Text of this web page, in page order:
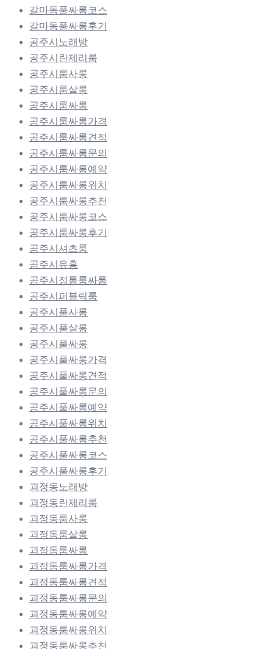
갈마동풀싸롱코스
갈마동풀싸롱후기
공주시노래방
공주시란제리룸
공주시룸사롱
공주시룸살롱
공주시룸싸롱
공주시룸싸롱가격
공주시룸싸롱견적
공주시룸싸롱문의
공주시룸싸롱예약
공주시룸싸롱위치
공주시룸싸롱추천
공주시룸싸롱코스
공주시룸싸롱후기
공주시셔츠룸
공주시유흥
공주시정통룸싸롱
공주시퍼블릭룸
공주시풀사롱
공주시풀살롱
공주시풀싸롱
공주시풀싸롱가격
공주시풀싸롱견적
공주시풀싸롱문의
공주시풀싸롱예약
공주시풀싸롱위치
공주시풀싸롱추천
공주시풀싸롱코스
공주시풀싸롱후기
괴정동노래방
괴정동란제리룸
괴정동룸사롱
괴정동룸살롱
괴정동룸싸롱
괴정동룸싸롱가격
괴정동룸싸롱견적
괴정동룸싸롱문의
괴정동룸싸롱예약
괴정동룸싸롱위치
괴정동룸싸롱추천